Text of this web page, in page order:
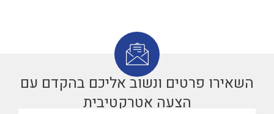
השאירו פרטים ונשוב אליכם בהקדם עם
הצעה אטרקטיבית